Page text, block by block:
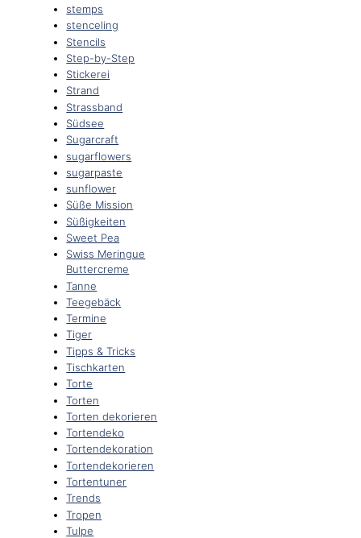
stemps
stenceling
Stencils
Step-by-Step
Stickerei
Strand
Strassband
Südsee
Sugarcraft
sugarflowers
sugarpaste
sunflower
Süße Mission
Süßigkeiten
Sweet Pea
Swiss Meringue
Buttercreme
Tanne
Teegebäck
Termine
Tiger
Tipps & Tricks
Tischkarten
Torte
Torten
Torten dekorieren
Tortendeko
Tortendekoration
Tortendekorieren
Tortentuner
Trends
Tropen
Tulpe